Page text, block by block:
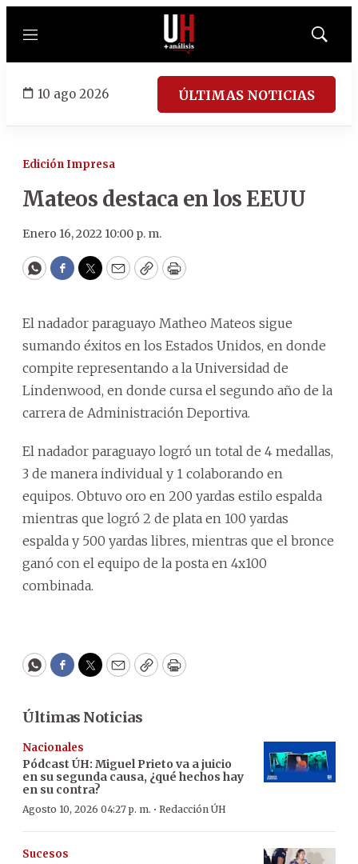
Menú
Mostrar
10 ago 2026 ÚLTIMAS NOTICIAS
Edición Impresa
Mateos destaca en los EEUU
Enero 16, 2022 10:00 p. m.
WhatsApp
Facebook
Twitter
EmailCopyPrint
El nadador paraguayo Matheo Mateos sigue
sumando éxitos en los Estados Unidos, en donde
compite representando a la Universidad de
Lindenwood, en donde cursa el segundo año de la
carrera de Administración Deportiva.
El nadador paraguayo logró un total de 4 medallas,
3 de manera individual y 1 colaborando en
equipos. Obtuvo oro en 200 yardas estilo espalda
mientras que logró 2 de plata en 100 yardas
espalda y 500 yardas libres, mientras que el bronce
ganó con el equipo de la posta en 4x100
combinada.
WhatsApp
Facebook
Twitter
EmailCopyPrint
Últimas Noticias
Nacionales
Pódcast ÚH: Miguel Prieto va a juicio
en su segunda causa, ¿qué hechos hay
en su contra?
Agosto 10, 2026 04:27 p. m. · Redacción ÚH
Sucesos